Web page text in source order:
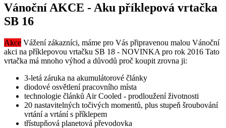
Vánoční AKCE - Aku příklepová vrtačka
SB 16
Akce Vážení zákazníci, máme pro Vás připravenou malou Vánoční
akci na příklepovou vrtačku SB 18 - NOVINKA pro rok 2016 Tato
vrtačka má mnoho výhod a důvodů proč koupit zrovna ji:
3-letá záruka na akumulátorové články
diodové osvětlení pracovního místa
technologie článků Air Cooled - prodloužení životnosti
20 nastavitelných točivých momentů, plus stupeň šroubování
vrtání a vrtání s příklepem
třístupňová planetová převodovka